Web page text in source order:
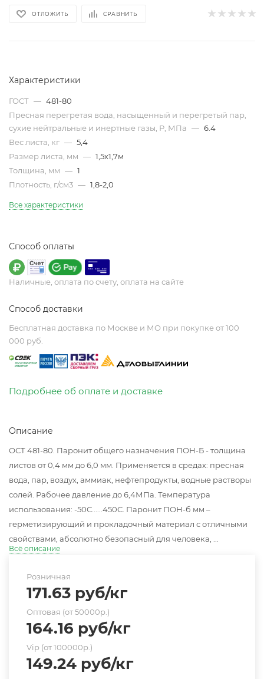
ОТЛОЖИТЬ СРАВНИТЬ
Характеристики
ГОСТ — 481-80
Пресная перегретая вода, насыщенный и перегретый пар,
сухие нейтральные и инертные газы, Р, МПа — 6.4
Вес листа, кг — 5,4
Размер листа, мм — 1,5х1,7м
Толщина, мм — 1
Плотность, г/см3 — 1,8-2,0
Все характеристики
Способ оплаты
Наличные, оплата по счету, оплата на сайте
Способ доставки
Бесплатная доставка по Москве и МО при покупке от 100
000 руб.
Подробнее об оплате и доставке
Описание
ОСТ 481-80. Паронит общего назначения ПОН-Б - толщина
листов от 0,4 мм до 6,0 мм. Применяется в средах: пресная
вода, пар, воздух, аммиак, нефтепродукты, водные растворы
солей. Рабочее давление до 6,4МПа. Температура
использования: -50С......450С. Паронит ПОН-б мм –
герметизирующий и прокладочный материал с отличными
свойствами, абсолютно безопасный для человека, ...
Всё описание
Розничная
171.63 руб/кг
Оптовая (от 50000р.)
164.16 руб/кг
Vip (от 100000р.)
149.24 руб/кг